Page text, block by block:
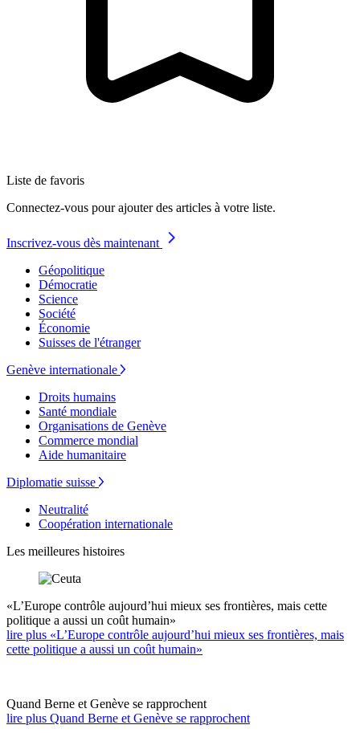
Liste de favoris
Connectez-vous pour ajouter des articles à votre liste.
Inscrivez-vous dès maintenant
Géopolitique
Démocratie
Science
Société
Économie
Suisses de l'étranger
Genève internationale
Droits humains
Santé mondiale
Organisations de Genève
Commerce mondial
Aide humanitaire
Diplomatie suisse
Neutralité
Coopération internationale
Les meilleures histoires
«L’Europe contrôle aujourd’hui mieux ses frontières, mais cette
politique a aussi un coût humain»
lire plus «L’Europe contrôle aujourd’hui mieux ses frontières, mais
cette politique a aussi un coût humain»
Quand Berne et Genève se rapprochent
lire plus Quand Berne et Genève se rapprochent